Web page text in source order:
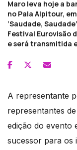
Maro leva hoje a
no Pala Alpitour,
‘Saudade,
Festival Eurovisão
e será transmitida
A representante
representantes
edição do evento
sucessor para os